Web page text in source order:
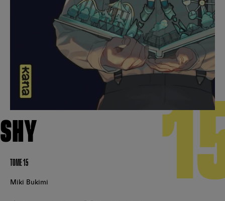
SHY
TOME 15
Miki Bukimi
Se connecter S’inscrire
Hunter x Hunter
Fire Force
Black Butler